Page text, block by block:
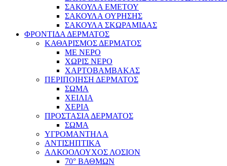
ΣΑΚΟΥΛΑ ΕΜΕΤΟΥ
ΣΑΚΟΥΛΑ ΟΥΡΗΣΗΣ
ΣΑΚΟΥΛΑ ΣΚΩΡΑΜΙΔΑΣ
ΦΡΟΝΤΙΔΑ ΔΕΡΜΑΤΟΣ
ΚΑΘΑΡΙΣΜΟΣ ΔΕΡΜΑΤΟΣ
ΜΕ ΝΕΡΟ
ΧΩΡΙΣ ΝΕΡΟ
ΧΑΡΤΟΒΑΜΒΑΚΑΣ
ΠΕΡΙΠΟΙΗΣΗ ΔΕΡΜΑΤΟΣ
ΣΩΜΑ
ΧΕΙΛΙΑ
ΧΕΡΙΑ
ΠΡΟΣΤΑΣΙΑ ΔΕΡΜΑΤΟΣ
ΣΩΜΑ
ΥΓΡΟΜΑΝΤΗΛΑ
ΑΝΤΙΣΗΠΤΙΚΑ
ΑΛΚΟΟΛΟΥΧΟΣ ΛΟΣΙΟΝ
70° ΒΑΘΜΩΝ